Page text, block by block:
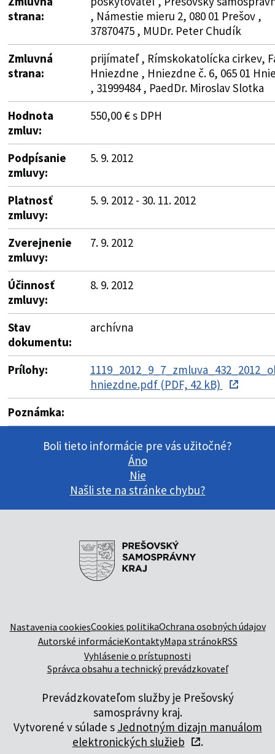
strana:
, Námestie mieru 2, 080 01 Prešov ,
37870475 , MUDr. Peter Chudík
Zmluvná
strana:
prijímateľ , Rímskokatolícka cirkev,
Hniezdne , Hniezdne č. 6, 065 01
, 31999484 , PaedDr. Miroslav Slotka
Hodnota
zmluv:
550,00 € s DPH
Podpísanie
zmluvy:
5. 9. 2012
Platnosť
zmluvy:
5. 9. 2012 - 30. 11. 2012
Zverejnenie
zmluvy:
7. 9. 2012
Účinnosť
zmluvy:
8. 9. 2012
Stav
dokumentu:
archívna
Prílohy:
hniezdne.pdf (PDF, 42 kB)
Poznámka:
Boli tieto informácie pre vás užitočné?
Áno
Nie
Našli ste na stránke chybu?
Nastavenia cookiesCookies politikaOchrana osobných údajov
Autorské informácieKontaktyMapa stránokRSS
Vyhlásenie o prístupnosti
Správca obsahu a technický prevádzkovateľ
Prevádzkovateľom služby je Prešovský
samosprávny kraj.
Vytvorené v súlade s Jednotným dizajn manuálom
elektronických služieb
.